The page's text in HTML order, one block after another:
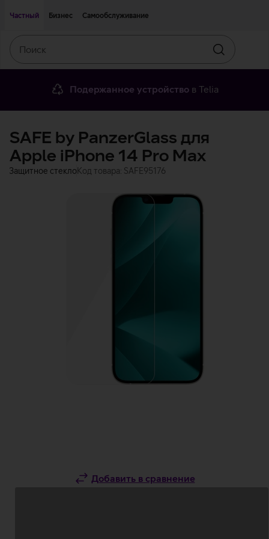
Частный
Бизнес Самообслуживание
Искать
Подержанное устройство в Telia
SAFE by PanzerGlass для
Apple iPhone 14 Pro Max
Защитное стекло Код товара: SAFE95176
Добавить в сравнение